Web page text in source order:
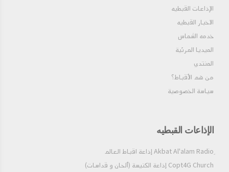
الإذاعات القبطيه
الاخبار القبطيه
خدمه الشماس
الميديا المرئية
المنتدي
من هم الأقباط؟‎
سياسة الخصوصية
الإذاعات القبطيه
Copt4G Church إذاعة الكنيسة (ألحان و قداسات)